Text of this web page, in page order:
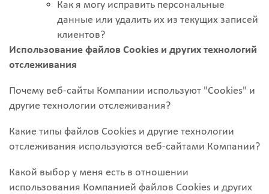
Как я могу исправить персональные
данные или удалить их из текущих записей
клиентов?
Использование файлов Cookies и других технологий
отслеживания
Почему веб-сайты Компании используют "Cookies" и
другие технологии отслеживания?
Какие типы файлов Cookies и другие технологии
отслеживания используются веб-сайтами Компании?
Какой выбор у меня есть в отношении
использования Компанией файлов Cookies и других